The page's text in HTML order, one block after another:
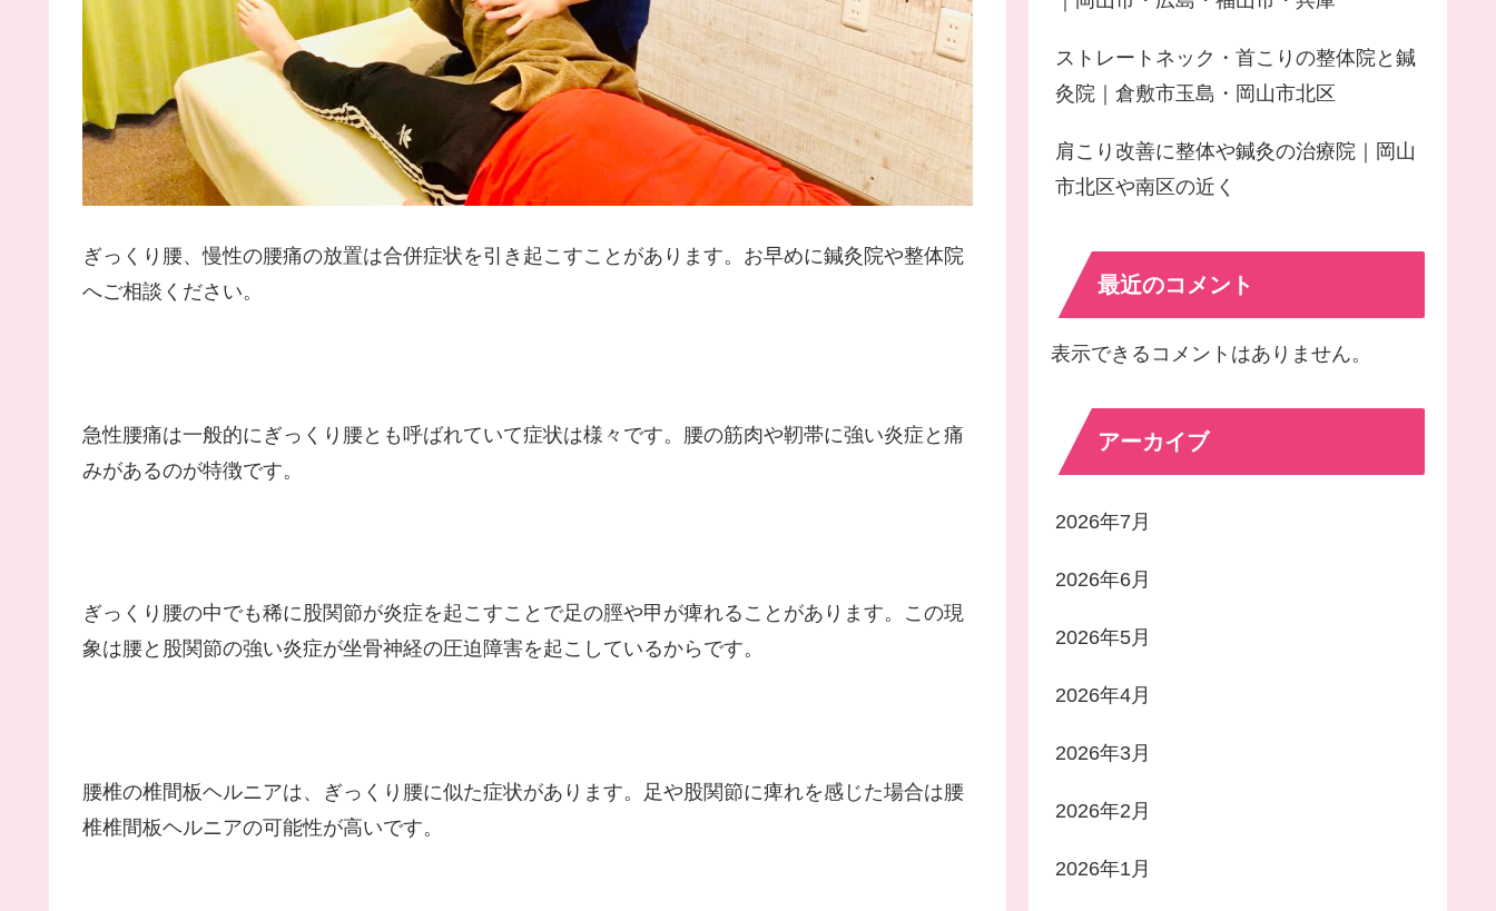
ぎっくり腰、慢性の腰痛の放置は合併症状を引き起こすことがあります。お早めに鍼灸院や整体院
へご相談ください。
急性腰痛は一般的にぎっくり腰とも呼ばれていて症状は様々です。腰の筋肉や靭帯に強い炎症と痛
みがあるのが特徴です。
ぎっくり腰の中でも稀に股関節が炎症を起こすことで足の脛や甲が痺れることがあります。この現
象は腰と股関節の強い炎症が坐骨神経の圧迫障害を起こしているからです。
腰椎の椎間板ヘルニアは、ぎっくり腰に似た症状があります。足や股関節に痺れを感じた場合は腰
椎椎間板ヘルニアの可能性が高いです。
ストレートネック・首こりの整体院と鍼
灸院｜倉敷市玉島・岡山市北区
肩こり改善に整体や鍼灸の治療院｜岡山
市北区や南区の近く
最近のコメント
表示できるコメントはありません。
アーカイブ
2026年7月
2026年6月
2026年5月
2026年4月
2026年3月
2026年2月
2026年1月